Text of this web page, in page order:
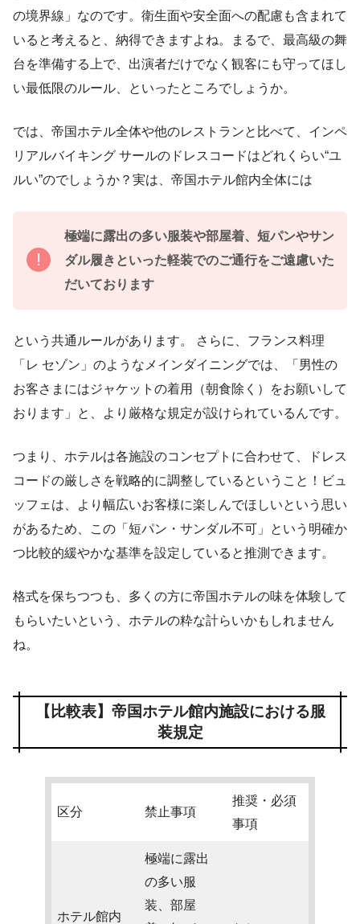
の境界線」なのです。衛生面や安全面への配慮も含まれて
いると考えると、納得できますよね。まるで、最高級の舞
台を準備する上で、出演者だけでなく観客にも守ってほし
い最低限のルール、といったところでしょうか。
では、帝国ホテル全体や他のレストランと比べて、インペ
リアルバイキング サールのドレスコードはどれくらい“ユ
ルい”のでしょうか？実は、帝国ホテル館内全体には
極端に露出の多い服装や部屋着、短パンやサン
ダル履きといった軽装でのご通行をご遠慮いた
だいております
という共通ルールがあります。 さらに、フランス料理
「レ セゾン」のようなメインダイニングでは、「男性の
お客さまにはジャケットの着用（朝食除く）をお願いして
おります」と、より厳格な規定が設けられているんです。
つまり、ホテルは各施設のコンセプトに合わせて、ドレス
コードの厳しさを戦略的に調整しているということ！ビュ
ッフェは、より幅広いお客様に楽しんでほしいという思い
があるため、この「短パン・サンダル不可」という明確か
つ比較的緩やかな基準を設定していると推測できます。
格式を保ちつつも、多くの方に帝国ホテルの味を体験して
もらいたいという、ホテルの粋な計らいかもしれません
ね。
【比較表】帝国ホテル館内施設における服
装規定
区分 禁止事項
推奨・必須
事項
ホテル館内
極端に露出
の多い服
装、部屋